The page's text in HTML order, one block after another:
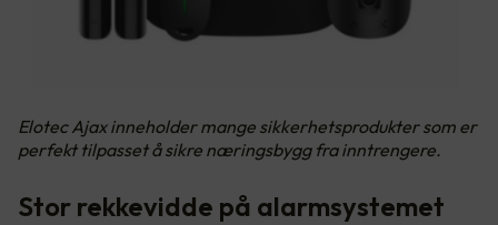
Elotec Ajax inneholder mange sikkerhetsprodukter som er
perfekt tilpasset å sikre næringsbygg fra inntrengere.
Stor rekkevidde på alarmsystemet